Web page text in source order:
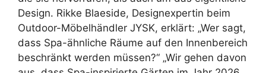
Design. Rikke Blaeside, Designexpertin beim
Outdoor-Möbelhändler JYSK, erklärt: „Wer sagt,
dass Spa-ähnliche Räume auf den Innenbereich
beschränkt werden müssen?“ „Wir gehen davon